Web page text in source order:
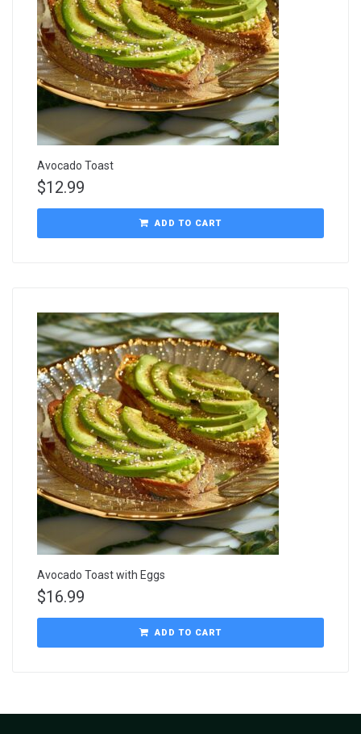
Avocado Toast
$12.99
ADD TO CART
Avocado Toast with Eggs
$16.99
ADD TO CART